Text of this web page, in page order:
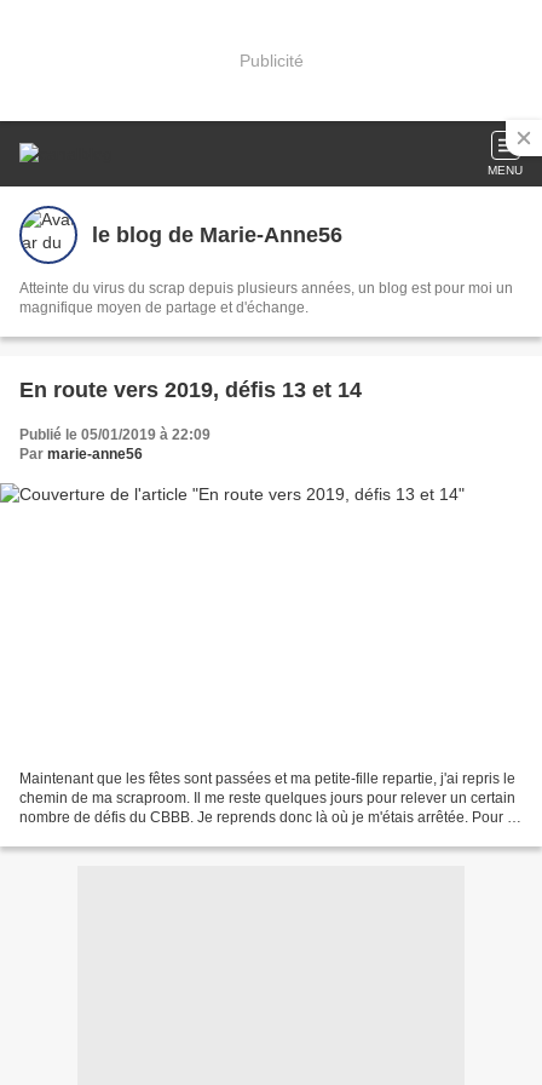
Publicité
MENU
le blog de Marie-Anne56
Atteinte du virus du scrap depuis plusieurs années, un blog est pour moi un
magnifique moyen de partage et d'échange.
En route vers 2019, défis 13 et 14
Publié le 05/01/2019 à 22:09
Par marie-anne56
Maintenant que les fêtes sont passées et ma petite-fille repartie, j'ai repris le
chemin de ma scraproom. Il me reste quelques jours pour relever un certain
nombre de défis du CBBB. Je reprends donc là où je m'étais arrêtée. Pour ce